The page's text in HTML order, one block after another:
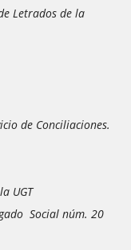
Letrados de la
de Conciliaciones.
UGT
Social núm. 20